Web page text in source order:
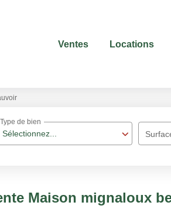
Ventes Locations
Sélectionnez...
Type de bien
Maison mignaloux